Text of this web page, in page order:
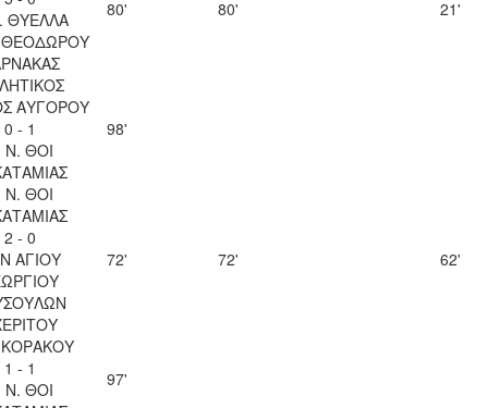
ΘΥΕΛΛΑ
ΘΕΟΔΩΡΟΥ
80' 80' 21'
ΑΥΓΟΡΟΥ
0 - 1
Ν. ΘΟΙ
98'
Ν. ΘΟΙ
2 - 0
ΑΓΙΟΥ
72' 72' 62'
1 - 1
Ν. ΘΟΙ
97'